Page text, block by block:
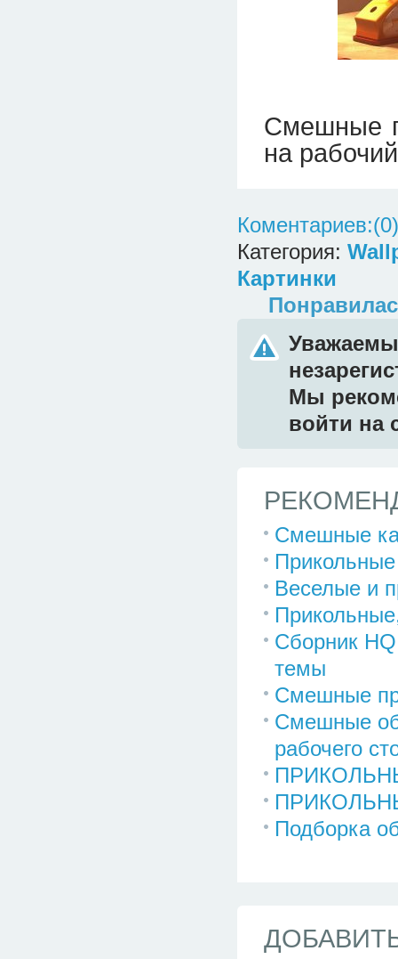
Смешные
на
Коментариев:(0)
Категория:
Картинки
Мы
войти на
Смешные
Веселые и
Сборник
темы
Смешные
Смешные
рабочего
Подборка